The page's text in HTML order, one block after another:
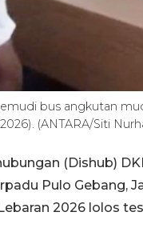
bus angkutan
(ANTARA/Siti
(Dishub)
Pulo Gebang,
2026 lolos